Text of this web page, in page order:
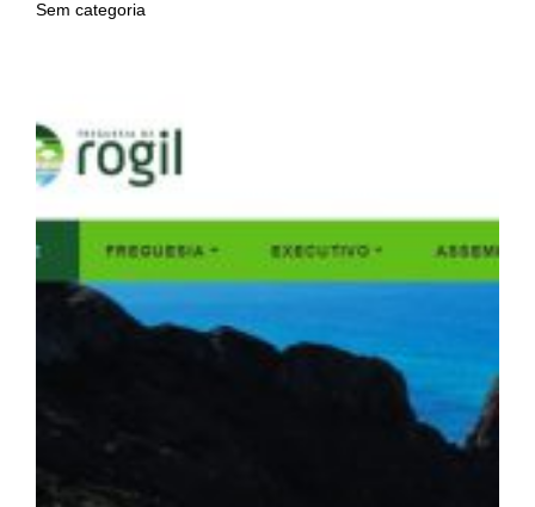
Sem categoria